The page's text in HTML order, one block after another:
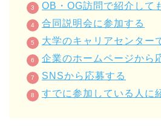
OB・OG訪問で紹介して
合同説明会に参加する
大学のキャリアセンター
企業のホームページから
SNSから応募する
すでに参加している人に